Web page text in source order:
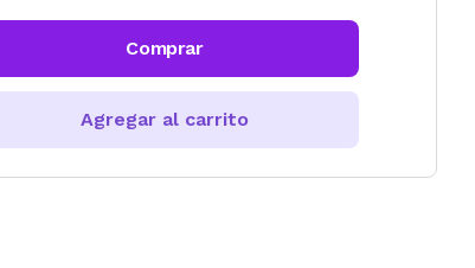
Comprar
Agregar al carrito